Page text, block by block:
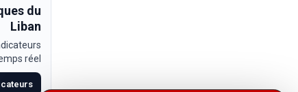
du
Liban
réel.